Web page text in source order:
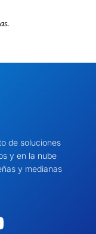
de soluciones
y en la nube
y medianas